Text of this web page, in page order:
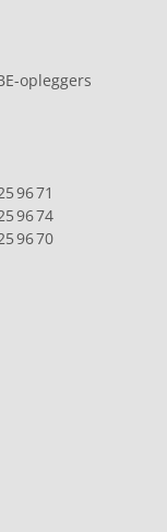
opleggers
96 71
96 74
96 70